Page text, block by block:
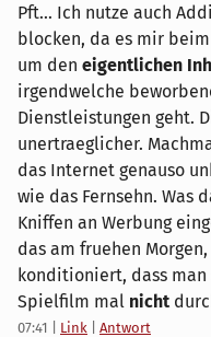
Pft... Ich nutze auch
blocken, da es mir
um den eigentlichen
irgendwelche
Dienstleistungen geht.
unertraeglicher.
das Internet genauso
wie das Fernsehn. Was
Kniffen an Werbung
das am fruehen
konditioniert, dass man
Spielfilm mal nicht
07:41 Link Antwort